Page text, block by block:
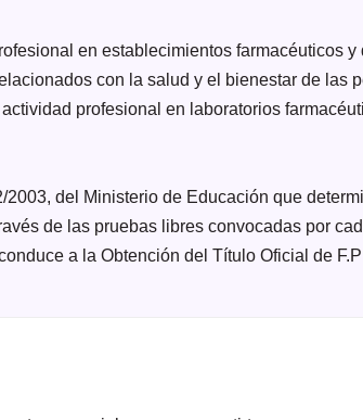
en establecimientos farmacéuticos y
con la salud y el bienestar de las
profesional en laboratorios
del Ministerio de Educación que
de las pruebas libres convocadas por
a la Obtención del Título Oficial de